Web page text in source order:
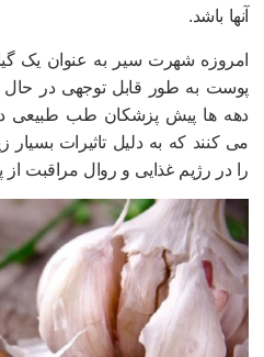
باشد.
شهرت سیر به عنوان یک
به طور قابل توجهی در حال
ها پیش پزشکان طب طبیعی در
کنند که به دلیل تاثیرات بسیار
در رژیم غذایی و روال مراقبت از